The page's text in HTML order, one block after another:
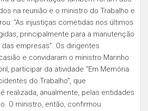
na reunião e o ministro do Trabalho e
“As injustiças cometidas nos últimos
principalmente para a manutenção
empresas”. Os dirigentes
e convidaram o ministro Marinho
participar da atividade “Em Memória
do Trabalho”, que
realizada, anualmente, pelas entidades
O ministro, então, confirmou